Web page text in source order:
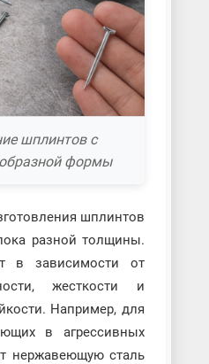
шплинтов с
формы
шплинтов
разной толщины.
в зависимости от
жесткости и
Например, для
в агрессивных
нержавеющую сталь